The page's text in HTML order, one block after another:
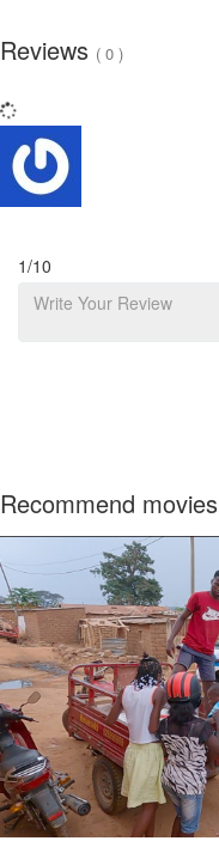
Reviews ( 0 )
1/10
Recommend movies